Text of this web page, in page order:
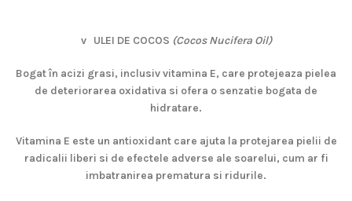
v ULEI DE COCOS (Cocos Nucifera Oil)
Bogat în acizi grasi, inclusiv vitamina E, care protejeaza pielea
de deteriorarea oxidativa si ofera o senzatie bogata de
hidratare.
Vitamina E este un antioxidant care ajuta la protejarea pielii de
radicalii liberi si de efectele adverse ale soarelui, cum ar fi
imbatranirea prematura si ridurile.